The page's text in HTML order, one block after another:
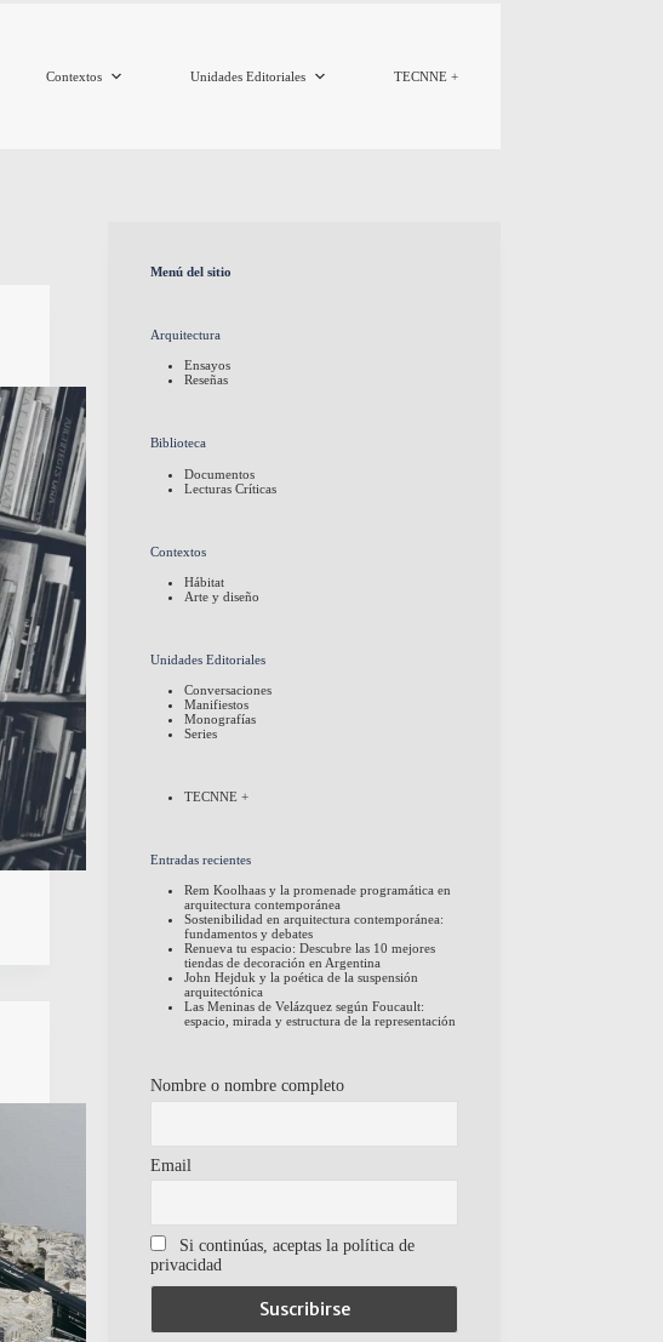
Contextos Unidades Editoriales TECNNE +
Menú del sitio
Arquitectura
Ensayos
Reseñas
Biblioteca
Documentos
Lecturas Críticas
Contextos
Hábitat
Arte y diseño
Unidades Editoriales
Conversaciones
Manifiestos
Monografías
Series
TECNNE +
Entradas recientes
Rem Koolhaas y la promenade programática en
arquitectura contemporánea
Sostenibilidad en arquitectura contemporánea:
fundamentos y debates
Renueva tu espacio: Descubre las 10 mejores
tiendas de decoración en Argentina
John Hejduk y la poética de la suspensión
arquitectónica
Las Meninas de Velázquez según Foucault:
espacio, mirada y estructura de la representación
Nombre o nombre completo
Email
Si continúas, aceptas la política de
privacidad